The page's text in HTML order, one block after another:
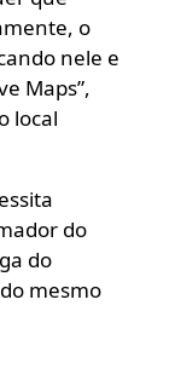
o
nele e
Maps”,
local
do
do
mesmo